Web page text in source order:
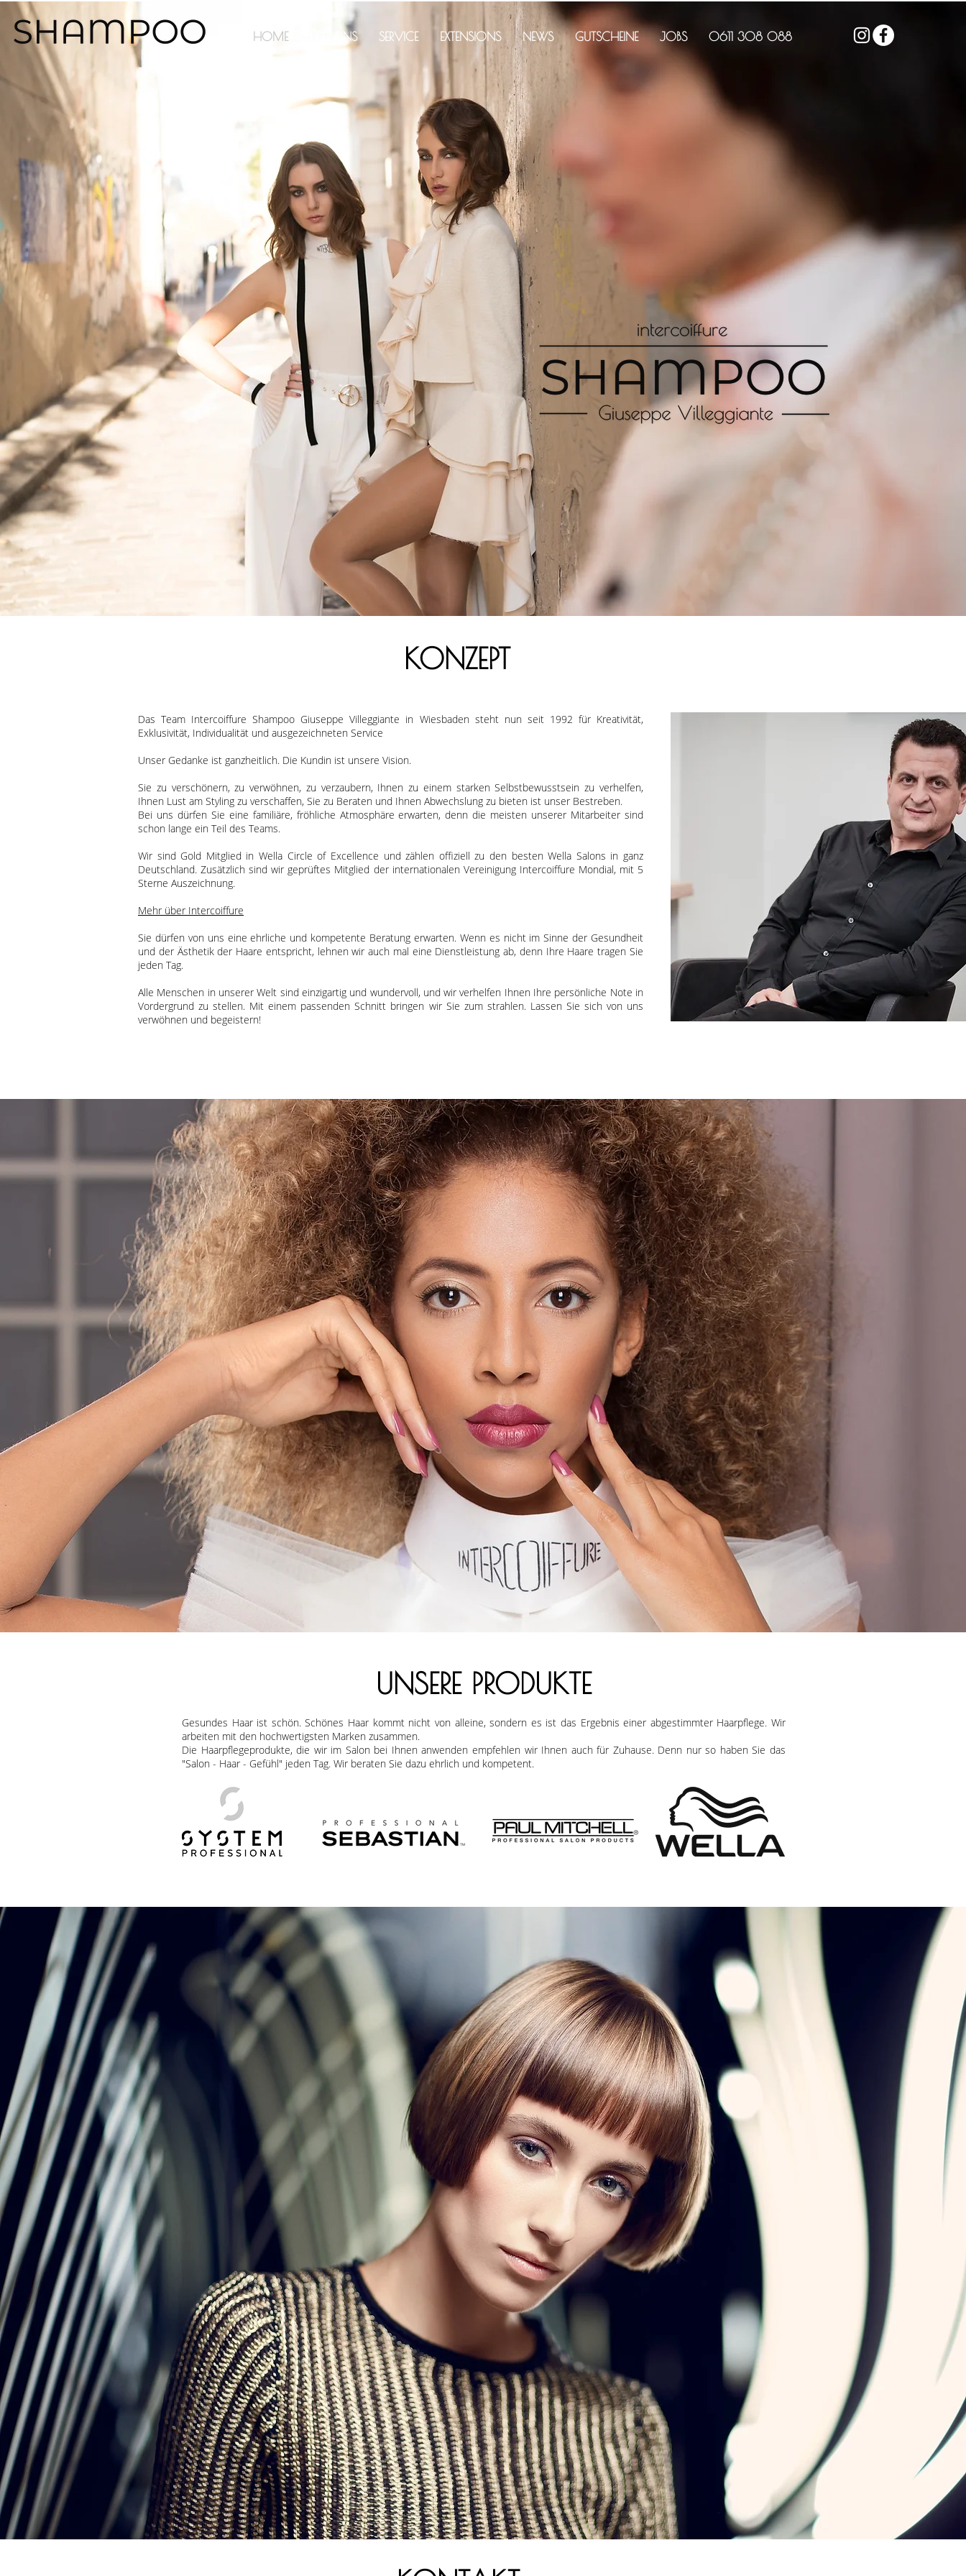
HOME ÜBER UNS SERVICE EXTENSIONS NEWS GUTSCHEINE JOBS 0611 308 088
KONZEPT
Das Team Intercoiffure Shampoo Giuseppe Villeggiante in Wiesbaden steht nun seit 1992 für Kreativität,
Exklusivität, Individualität und ausgezeichneten Service
Unser Gedanke ist ganzheitlich. Die Kundin ist unsere Vision.
Sie zu verschönern, zu verwöhnen, zu verzaubern, Ihnen zu einem starken Selbstbewusstsein zu verhelfen,
Ihnen Lust am Styling zu verschaffen, Sie zu Beraten und Ihnen Abwechslung zu bieten ist unser Bestreben.
Bei uns dürfen Sie eine familiäre, fröhliche Atmosphäre erwarten, denn die meisten unserer Mitarbeiter sind
schon lange ein Teil des Teams.
Wir sind Gold Mitglied in Wella Circle of Excellence und zählen offiziell zu den besten Wella Salons in ganz
Deutschland. Zusätzlich sind wir geprüftes Mitglied der internationalen Vereinigung Intercoiffure Mondial, mit 5
Sterne Auszeichnung.
Mehr über Intercoiffure
Sie dürfen von uns eine ehrliche und kompetente Beratung erwarten. Wenn es nicht im Sinne der Gesundheit
und der Ästhetik der Haare entspricht, lehnen wir auch mal eine Dienstleistung ab, denn Ihre Haare tragen Sie
jeden Tag.
Alle Menschen in unserer Welt sind einzigartig und wundervoll, und wir verhelfen Ihnen Ihre persönliche Note in
Vordergrund zu stellen. Mit einem passenden Schnitt bringen wir Sie zum strahlen. Lassen Sie sich von uns
verwöhnen und begeistern!
UNSERE PRODUKTE
Gesundes Haar ist schön. Schönes Haar kommt nicht von alleine, sondern es ist das Ergebnis einer abgestimmter Haarpflege. Wir
arbeiten mit den hochwertigsten Marken zusammen.
Die Haarpflegeprodukte, die wir im Salon bei Ihnen anwenden empfehlen wir Ihnen auch für Zuhause. Denn nur so haben Sie das
"Salon - Haar - Gefühl" jeden Tag. Wir beraten Sie dazu ehrlich und kompetent.